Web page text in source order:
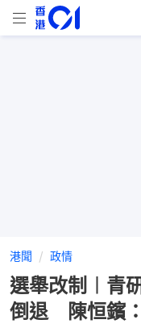
港聞 政情
選舉改制︱青
倒退 陳恒鑌